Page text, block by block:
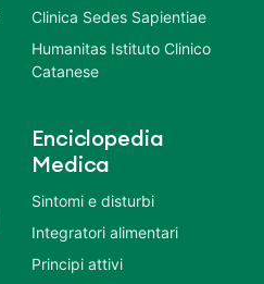
Clinica Sedes Sapientiae
Humanitas Istituto Clinico
Catanese
Enciclopedia
Medica
Sintomi e disturbi
Integratori alimentari
Principi attivi